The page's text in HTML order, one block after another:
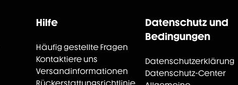
Hilfe
Häufig gestellte Fragen
Kontaktiere uns
Versandinformationen
Datenschutz und
Bedingungen
Datenschutzerklärung
Datenschutz-Center